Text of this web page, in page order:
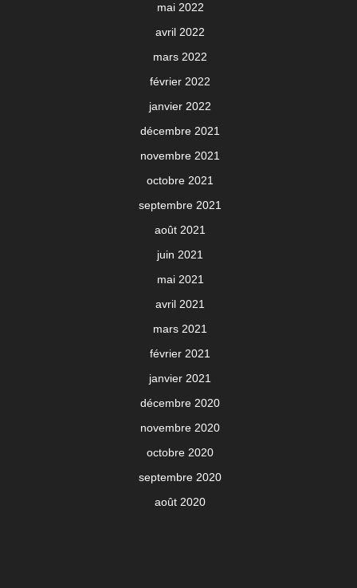
mai 2022
avril 2022
mars 2022
février 2022
janvier 2022
décembre 2021
novembre 2021
octobre 2021
septembre 2021
août 2021
juin 2021
mai 2021
avril 2021
mars 2021
février 2021
janvier 2021
décembre 2020
novembre 2020
octobre 2020
septembre 2020
août 2020